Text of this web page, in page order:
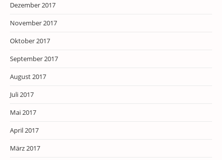
Dezember 2017
November 2017
Oktober 2017
September 2017
August 2017
Juli 2017
Mai 2017
April 2017
März 2017